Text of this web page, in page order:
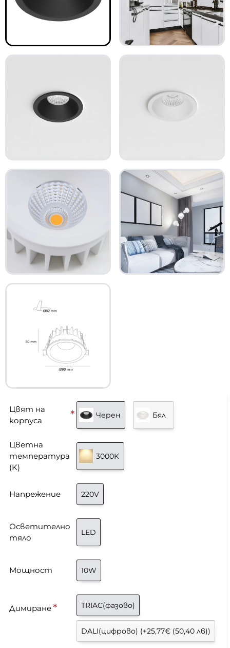
Цвят на
корпуса
Черен Бял
Цветна
температура
(K)
3000K
Напрежение 220V
Осветително
тяло
LED
Мощност 10W
Димиране TRIAC(фазово)
DALI(цифрово) (+25,77€ (50,40 лв))